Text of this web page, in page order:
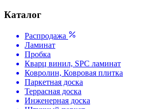
Каталог
Распродажа
Ламинат
Пробка
Кварц винил, SPC ламинат
Ковролин, Ковровая плитка
Паркетная доска
Террасная доска
Инженерная доска